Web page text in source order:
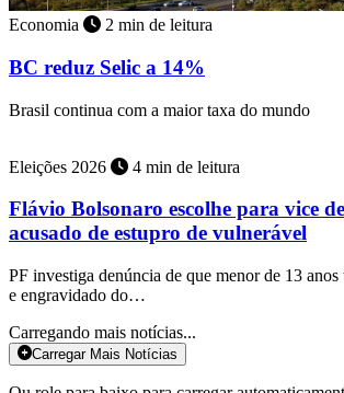
Economia 2 min de leitura
BC reduz Selic a 14%
Brasil continua com a maior taxa do mundo
Eleições 2026 4 min de leitura
Flávio Bolsonaro escolhe para vice
acusado de estupro de vulnerável
PF investiga denúncia de que menor de 13 anos
e engravidado do…
Carregando mais notícias...
Carregar Mais Notícias